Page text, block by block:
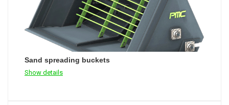
Sand spreading buckets
Show details